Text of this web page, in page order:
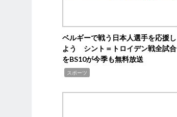
ベルギーで戦う日本人選手を応援し
よう シント＝トロイデン戦全試合
をBS10が今季も無料放送
スポーツ